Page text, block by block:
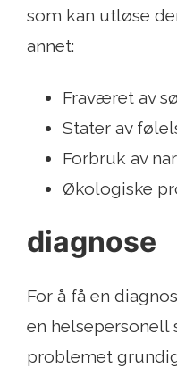
som kan utløse
annet:
Fraværet av
Stater av
Forbruk av
Økologiske
diagnose
For å få en
en helsepersonell
problemet